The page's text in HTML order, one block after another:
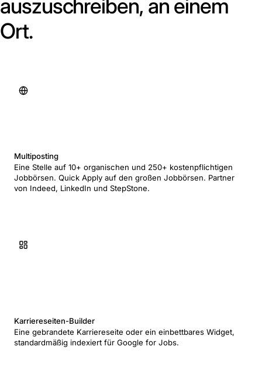
auszuschreiben, an einem
Ort.
Multiposting
Eine Stelle auf 10+ organischen und 250+ kostenpflichtigen
Jobbörsen. Quick Apply auf den großen Jobbörsen. Partner
von Indeed, LinkedIn und StepStone.
Karriereseiten-Builder
Eine gebrandete Karriereseite oder ein einbettbares Widget,
standardmäßig indexiert für Google for Jobs.